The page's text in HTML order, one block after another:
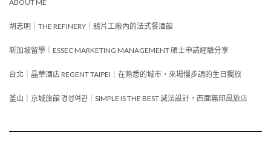
ABOUT ME
胡志明｜THE REFINERY｜鴉片工廠內的法式餐酒館
新加坡留學｜ESSEC MARKETING MANAGEMENT 碩士申請經驗分享
台北｜晶華酒店 REGENT TAIPEI｜在熟悉的城市，來場慢步調的生日獨旅
釜山｜京城旅館 경성여관｜SIMPLE IS THE BEST 減法設計，西面無印風旅店